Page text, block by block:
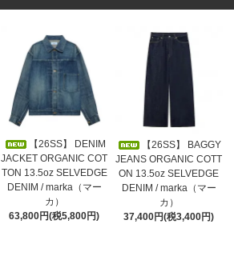
【26SS】 DENIM
JACKET ORGANIC COT
TON 13.5oz SELVEDGE
DENIM / marka（マー
カ）
63,800円(税5,800円)
【26SS】 BAGGY
JEANS ORGANIC COTT
ON 13.5oz SELVEDGE
DENIM / marka（マー
カ）
37,400円(税3,400円)